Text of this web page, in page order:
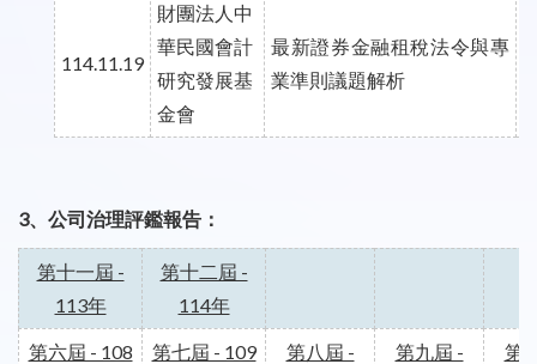
114.11.19
財團法人中
華民國會計
研究發展基
金會
最新證券金融租稅法令與專
業準則議題解析
3、公司治理評鑑報告：
第十一屆 -
113年
第十二屆 -
114年
第六屆 - 108
第七屆 - 109
第八屆 -
第九屆 -
第